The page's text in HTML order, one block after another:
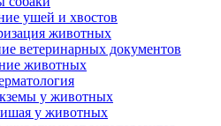
ушей и хвостов
животных
ветеринарных документов
животных
у животных
у животных